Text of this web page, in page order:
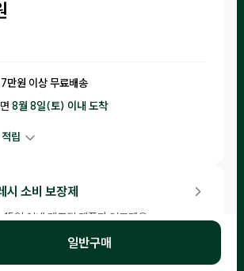
7만원 이상 무료배송
8월 8일(토) 이내 도착
립
시 소비 보장제
일 이내 제조된 제품만 입고돼요.
내 남은 제품은 체험을 신청한 고객님들께 랜
니 편하게 급여해 보세요!
일반구매